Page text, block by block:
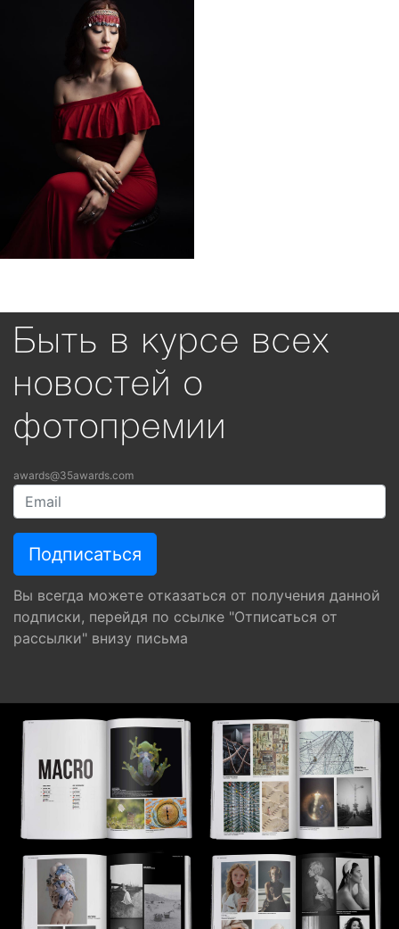
Быть в курсе всех
новостей о
фотопремии
awards@35awards.com
Вы всегда можете отказаться от получения данной
подписки, перейдя по ссылке "Отписаться от
рассылки" внизу письма